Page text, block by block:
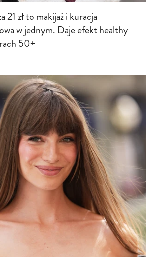
21 zł to makijaż i kuracja
w jednym. Daje efekt healthy
50+